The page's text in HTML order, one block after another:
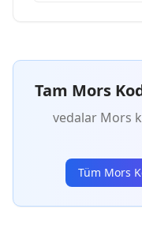
Tam Mors
vedalar Mors
Tüm Mors